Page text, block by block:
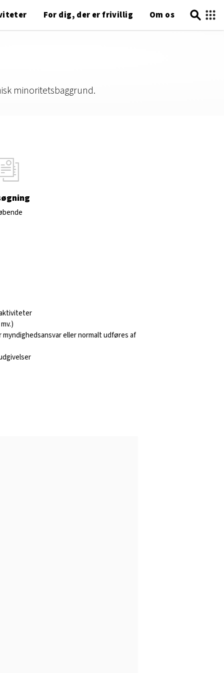
For dig, der er frivillig Om os
minoritetsbaggrund.
eller normalt udføres af